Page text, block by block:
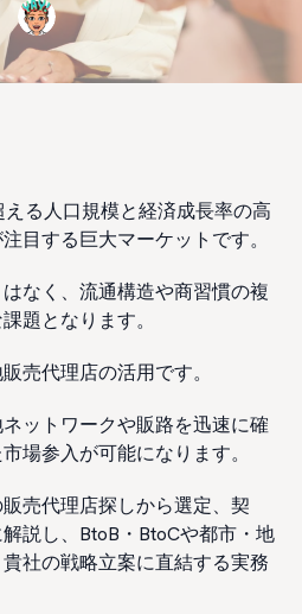
る人口規模と経済成長率の高
目する巨大マーケットです。
なく、流通構造や商習慣の複
題となります。
売代理店の活用です。
ットワークや販路を迅速に確
場参入が可能になります。
売代理店探しから選定、契
説し、BtoB・BtoCや都市・地
社の戦略立案に直結する実務